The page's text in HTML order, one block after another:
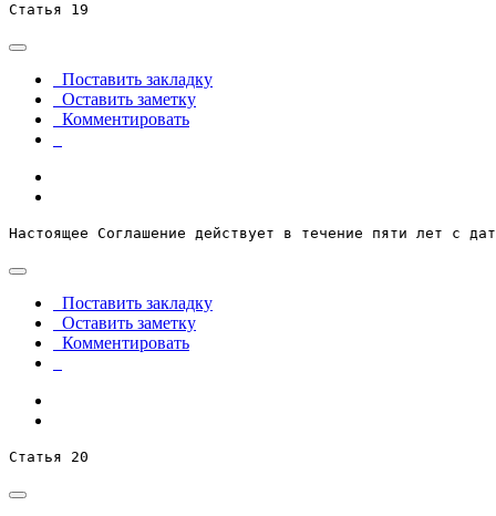
Статья 19
Поставить закладку
Оставить заметку
Комментировать
Настоящее Соглашение действует в течение пяти лет с
Поставить закладку
Оставить заметку
Комментировать
Статья 20